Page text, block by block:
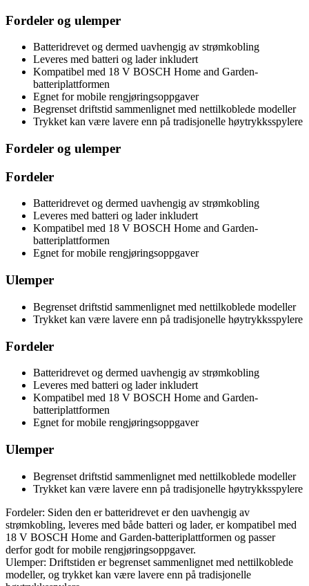
Fordeler og ulemper
Batteridrevet og dermed uavhengig av strømkobling
Leveres med batteri og lader inkludert
Kompatibel med 18 V BOSCH Home and Garden-
batteriplattformen
Egnet for mobile rengjøringsoppgaver
Begrenset driftstid sammenlignet med nettilkoblede modeller
Trykket kan være lavere enn på tradisjonelle høytrykksspylere
Fordeler og ulemper
Fordeler
Batteridrevet og dermed uavhengig av strømkobling
Leveres med batteri og lader inkludert
Kompatibel med 18 V BOSCH Home and Garden-
batteriplattformen
Egnet for mobile rengjøringsoppgaver
Ulemper
Begrenset driftstid sammenlignet med nettilkoblede modeller
Trykket kan være lavere enn på tradisjonelle høytrykksspylere
Fordeler
Batteridrevet og dermed uavhengig av strømkobling
Leveres med batteri og lader inkludert
Kompatibel med 18 V BOSCH Home and Garden-
batteriplattformen
Egnet for mobile rengjøringsoppgaver
Ulemper
Begrenset driftstid sammenlignet med nettilkoblede modeller
Trykket kan være lavere enn på tradisjonelle høytrykksspylere
Fordeler: Siden den er batteridrevet er den uavhengig av
strømkobling, leveres med både batteri og lader, er kompatibel med
18 V BOSCH Home and Garden-batteriplattformen og passer
derfor godt for mobile rengjøringsoppgaver.
Ulemper: Driftstiden er begrenset sammenlignet med nettilkoblede
modeller, og trykket kan være lavere enn på tradisjonelle